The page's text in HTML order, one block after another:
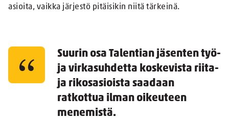
asioita, vaikka järjestö pitäisikin niitä tärkeinä.
Suurin osa Talentian jäsenten työ-
ja virkasuhdetta koskevista riita-
ja rikosasioista saadaan
ratkottua ilman oikeuteen
menemistä.